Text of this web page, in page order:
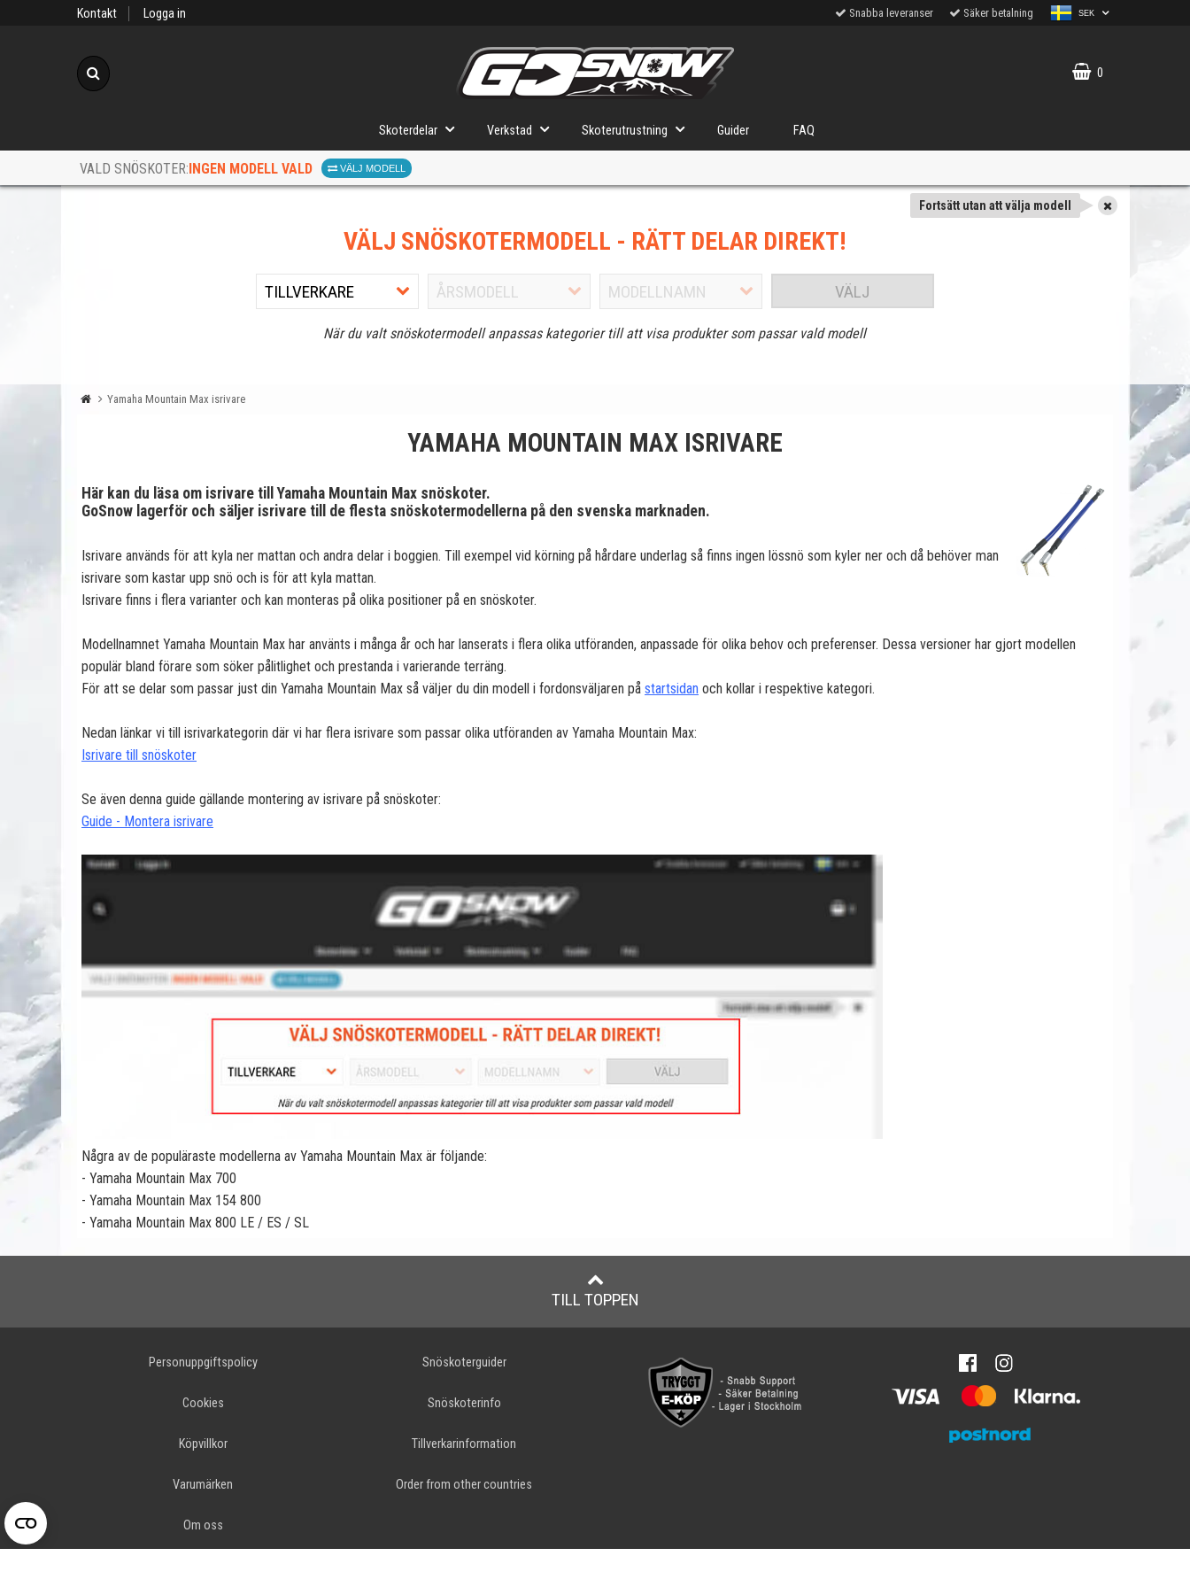
Kontakt Logga in Snabba leveranser Säker betalning SEK
0
Skoterdelar Verkstad Skoterutrustning Guider FAQ
VALD SNÖSKOTER:INGEN MODELL VALD VÄLJ MODELL
Fortsätt utan att välja modell
VÄLJ SNÖSKOTERMODELL - RÄTT DELAR DIREKT!
VÄLJ
När du valt snöskotermodell anpassas kategorier till att visa produkter som passar vald modell
Yamaha Mountain Max isrivare
YAMAHA MOUNTAIN MAX ISRIVARE
Här kan du läsa om isrivare till Yamaha Mountain Max snöskoter.
GoSnow lagerför och säljer isrivare till de flesta snöskotermodellerna på den svenska marknaden.
Isrivare används för att kyla ner mattan och andra delar i boggien. Till exempel vid körning på hårdare underlag så finns ingen lössnö som kyler ner och då behöver man
isrivare som kastar upp snö och is för att kyla mattan.
Isrivare finns i flera varianter och kan monteras på olika positioner på en snöskoter.
Modellnamnet Yamaha Mountain Max har använts i många år och har lanserats i flera olika utföranden, anpassade för olika behov och preferenser. Dessa versioner har gjort modellen
populär bland förare som söker pålitlighet och prestanda i varierande terräng.
För att se delar som passar just din Yamaha Mountain Max så väljer du din modell i fordonsväljaren på startsidan och kollar i respektive kategori.
Nedan länkar vi till isrivarkategorin där vi har flera isrivare som passar olika utföranden av Yamaha Mountain Max:
Isrivare till snöskoter
Se även denna guide gällande montering av isrivare på snöskoter:
Guide - Montera isrivare
Några av de populäraste modellerna av Yamaha Mountain Max är följande:
- Yamaha Mountain Max 700
- Yamaha Mountain Max 154 800
- Yamaha Mountain Max 800 LE / ES / SL
TILL TOPPEN
Personuppgiftspolicy
Cookies
Köpvillkor
Varumärken
Om oss
Snöskoterguider
Snöskoterinfo
Tillverkarinformation
Order from other countries